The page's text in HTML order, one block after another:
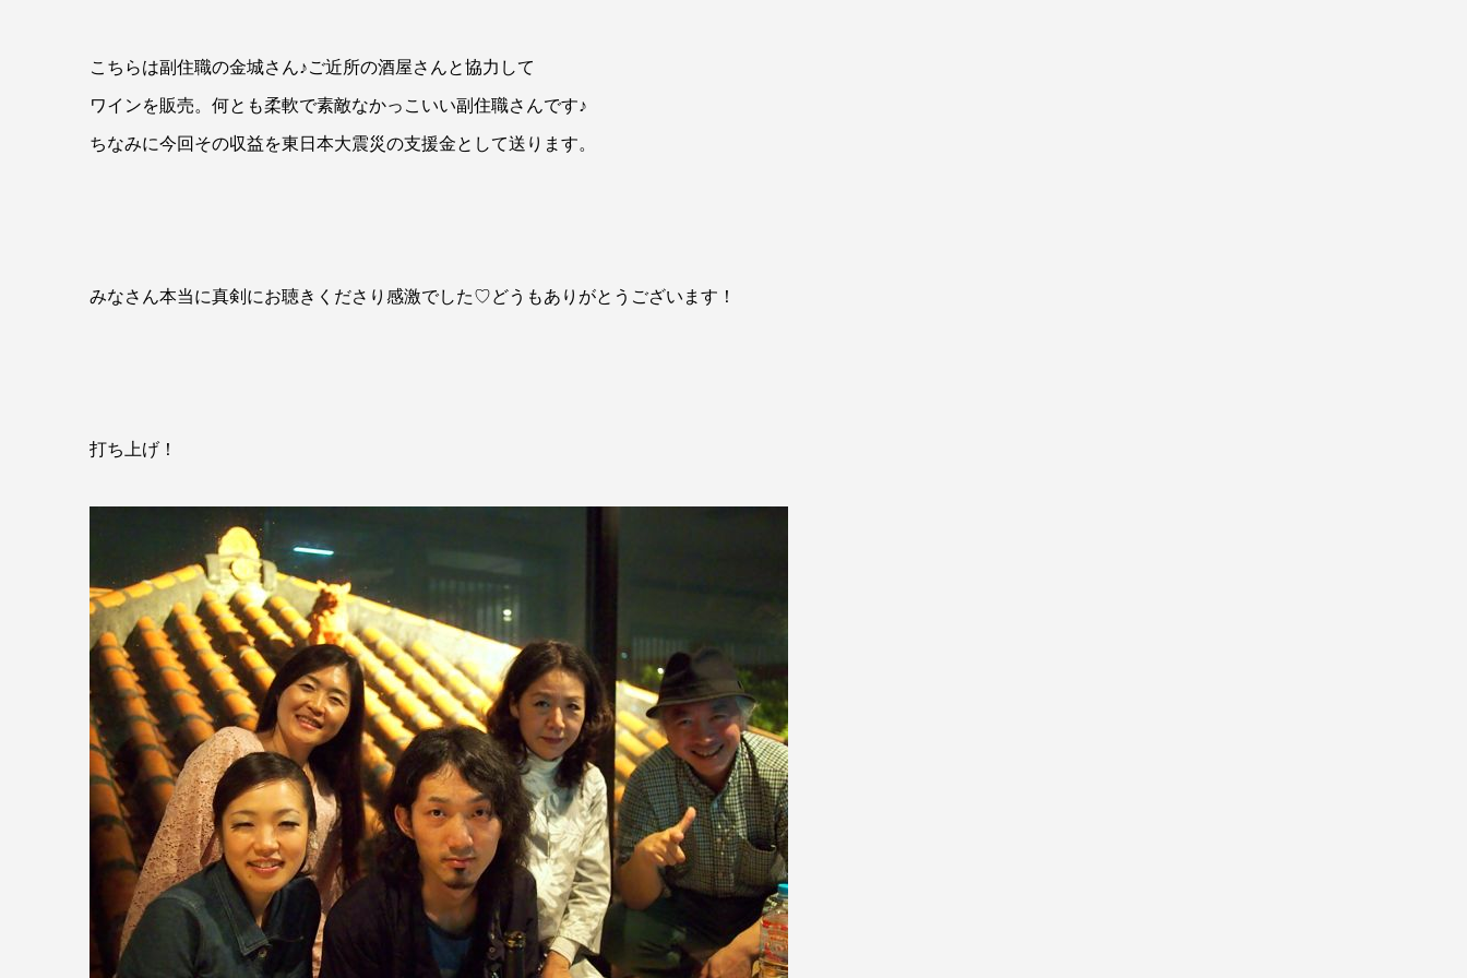
こちらは副住職の金城さん♪ご近所の酒屋さんと協力して
ワインを販売。何とも柔軟で素敵なかっこいい副住職さんです♪
ちなみに今回その収益を東日本大震災の支援金として送ります。
みなさん本当に真剣にお聴きくださり感激でした♡どうもありがとうございます！
打ち上げ！